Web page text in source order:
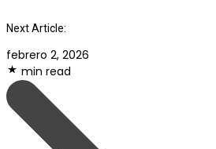
Next Article:
febrero 2, 2026
min read